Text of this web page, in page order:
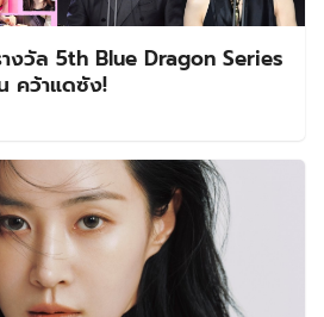
งวัล 5th Blue Dragon Series
คว้าแดซัง!